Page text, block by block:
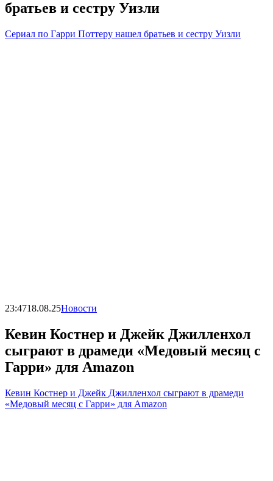
братьев и сестру Уизли
Сериал по Гарри Поттеру нашел братьев и сестру Уизли
23:4718.08.25Новости
Кевин Костнер и Джейк Джилленхол
сыграют в драмеди «Медовый месяц с
Гарри» для Amazon
Кевин Костнер и Джейк Джилленхол сыграют в драмеди
«Медовый месяц с Гарри» для Amazon